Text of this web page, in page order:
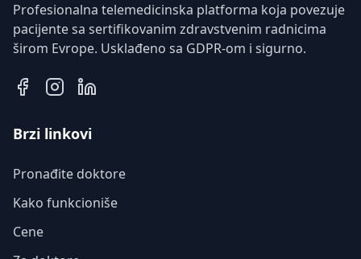
Profesionalna telemedicinska platforma koja povezuje
pacijente sa sertifikovanim zdravstvenim radnicima
širom Evrope. Usklađeno sa GDPR-om i sigurno.
Brzi linkovi
Pronađite doktore
Kako funkcioniše
Cene